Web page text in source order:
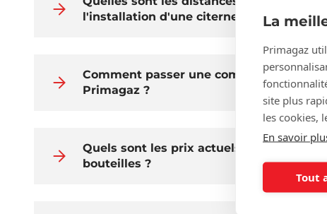
La
Primagaz
site plus
les cookies,
En savoir
Tout
l'installation d'une citerne de propane ?
Comment passer une commande de gaz
Primagaz ?
Quels sont les prix actuels du gaz
bouteilles ?